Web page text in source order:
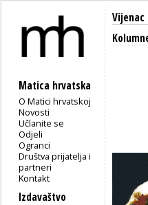
Matica hrvatska
O Matici hrvatskoj
Novosti
Učlanite se
Odjeli
Ogranci
Društva prijatelja i
partneri
Kontakt
Izdavaštvo
Vijenac